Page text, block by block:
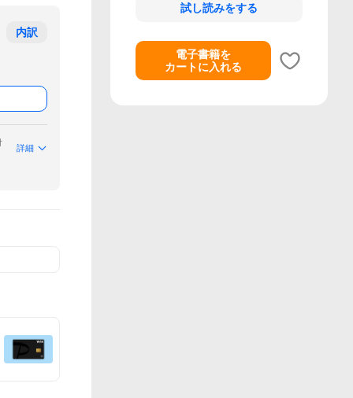
内訳
詳細
試し読みをする
電子書籍を
カートに入れる